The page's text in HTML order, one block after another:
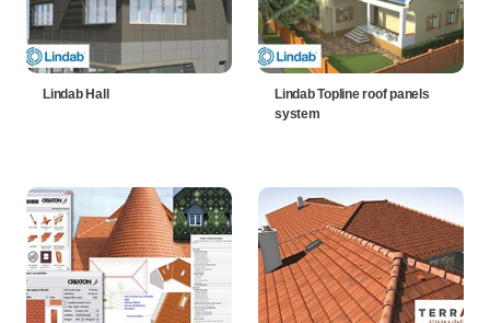
Lindab Hall
Lindab Topline roof panels
system